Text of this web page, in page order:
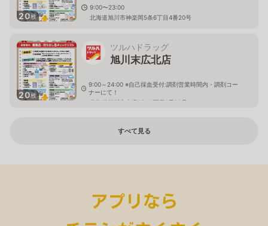
20枚
9:00〜23:00
北海道旭川市神楽岡5条6丁目4番20号
20枚
ツルハドラッグ
旭川末広北店
9:00～24:00 ※自己採血受付:調剤営業時間内・調剤コー
ナーにて！
北海道旭川市末広1条10丁目1番20号
すべて見る